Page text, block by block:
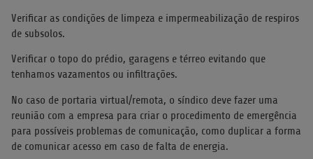
Verificar as condições de limpeza e impermeabilização de respiros
de subsolos.
Verificar o topo do prédio, garagens e térreo evitando que
tenhamos vazamentos ou infiltrações.
No caso de portaria virtual/remota, o síndico deve fazer uma
reunião com a empresa para criar o procedimento de emergência
para possíveis problemas de comunicação, como duplicar a forma
de comunicar acesso em caso de falta de energia.